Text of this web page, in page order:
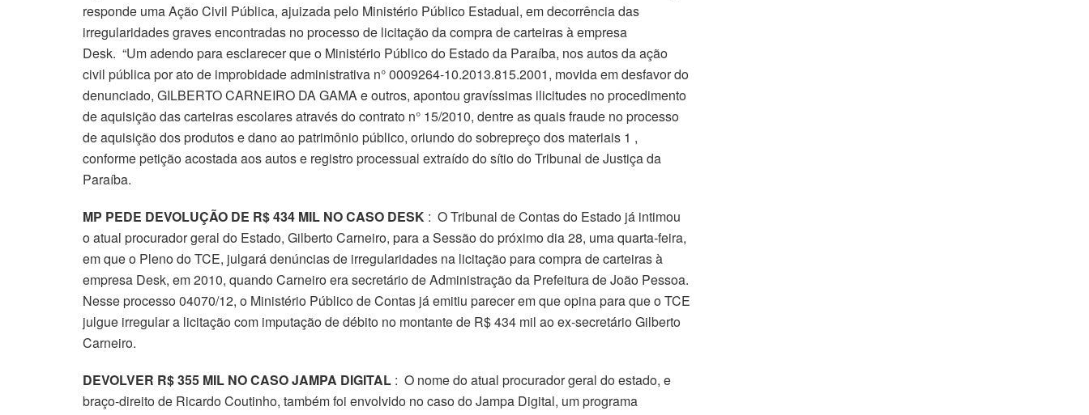
responde uma Ação Civil Pública, ajuizada pelo Ministério Público Estadual, em decorrência das
irregularidades graves encontradas no processo de licitação da compra de carteiras à empresa
Desk. “Um adendo para esclarecer que o Ministério Público do Estado da Paraíba, nos autos da ação
civil pública por ato de improbidade administrativa n° 0009264-10.2013.815.2001, movida em desfavor do
denunciado, GILBERTO CARNEIRO DA GAMA e outros, apontou gravíssimas ilicitudes no procedimento
de aquisição das carteiras escolares através do contrato n° 15/2010, dentre as quais fraude no processo
de aquisição dos produtos e dano ao patrimônio público, oriundo do sobrepreço dos materiais 1 ,
conforme petição acostada aos autos e registro processual extraído do sítio do Tribunal de Justiça da
Paraíba.
MP PEDE DEVOLUÇÃO DE R$ 434 MIL NO CASO DESK : O Tribunal de Contas do Estado já intimou
o atual procurador geral do Estado, Gilberto Carneiro, para a Sessão do próximo dia 28, uma quarta-feira,
em que o Pleno do TCE, julgará denúncias de irregularidades na licitação para compra de carteiras à
empresa Desk, em 2010, quando Carneiro era secretário de Administração da Prefeitura de João Pessoa.
Nesse processo 04070/12, o Ministério Público de Contas já emitiu parecer em que opina para que o TCE
julgue irregular a licitação com imputação de débito no montante de R$ 434 mil ao ex-secretário Gilberto
Carneiro.
DEVOLVER R$ 355 MIL NO CASO JAMPA DIGITAL : O nome do atual procurador geral do estado, e
braço-direito de Ricardo Coutinho, também foi envolvido no caso do Jampa Digital, um programa